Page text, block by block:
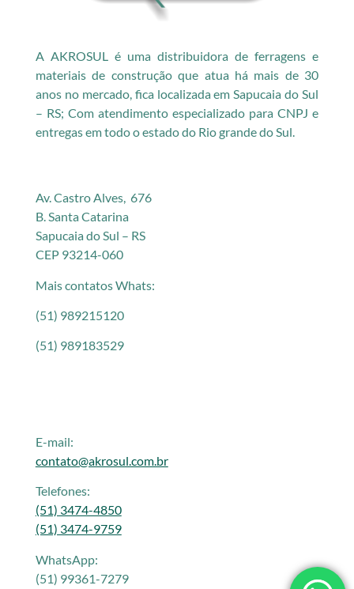
A AKROSUL é uma distribuidora de ferragens e
materiais de construção que atua há mais de 30
anos no mercado, fica localizada em Sapucaia do Sul
– RS; Com atendimento especializado para CNPJ e
entregas em todo o estado do Rio grande do Sul.
Av. Castro Alves, 676
B. Santa Catarina
Sapucaia do Sul – RS
CEP 93214-060
Mais contatos Whats:
(51) 989215120
(51) 989183529
E-mail:
contato@akrosul.com.br
Telefones:
(51) 3474-4850
(51) 3474-9759
WhatsApp:
(51) 99361-7279